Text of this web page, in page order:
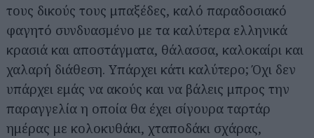
τους δικούς τους μπαξέδες, καλό παραδοσιακό
φαγητό συνδυασμένο με τα καλύτερα ελληνικά
κρασιά και αποστάγματα, θάλασσα, καλοκαίρι και
χαλαρή διάθεση. Υπάρχει κάτι καλύτερο; Όχι δεν
υπάρχει εμάς να ακούς και να βάλεις μπρος την
παραγγελία η οποία θα έχει σίγουρα ταρτάρ
ημέρας με κολοκυθάκι, χταποδάκι σχάρας,